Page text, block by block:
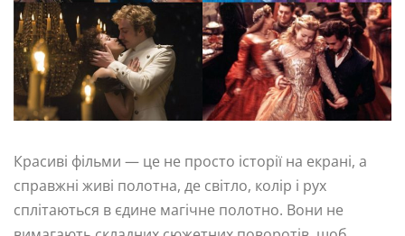
Красиві фільми — це не просто історії на екрані, а
справжні живі полотна, де світло, колір і рух
сплітаються в єдине магічне полотно. Вони не